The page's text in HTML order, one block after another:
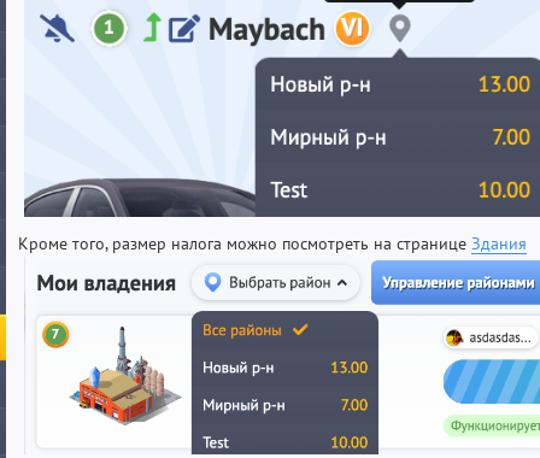
Кроме того, размер налога можно посмотреть на странице Здания